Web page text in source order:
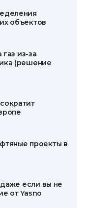
объектов
из-за
(решение
проекты в
даже если вы не
от Yasno